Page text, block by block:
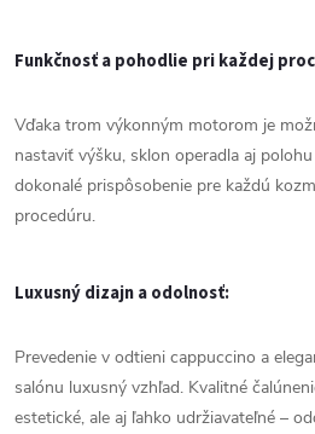
Funkčnosťapohodlie prikaždej
Vďaka trom výkonným motorom je
nastaviť výšku, sklon operadla aj polohu
dokonalé prispôsobenie pre každú
procedúru.
Luxusnýdizajnaodolnosť:
Prevedenie v odtieni cappuccino a
salónu luxusný vzhľad. Kvalitné
estetické, ale aj ľahko udržiavateľné –